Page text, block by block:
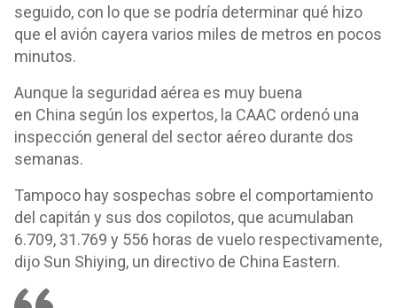
seguido, con lo que se podría determinar qué hizo
que el avión cayera varios miles de metros en pocos
minutos.
Aunque la seguridad aérea es muy buena
en China según los expertos, la CAAC ordenó una
inspección general del sector aéreo durante dos
semanas.
Tampoco hay sospechas sobre el comportamiento
del capitán y sus dos copilotos, que acumulaban
6.709, 31.769 y 556 horas de vuelo respectivamente,
dijo Sun Shiying, un directivo de China Eastern.